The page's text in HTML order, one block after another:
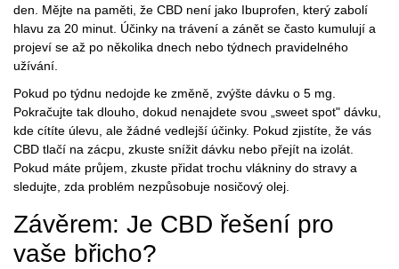
den. Mějte na paměti, že CBD není jako Ibuprofen, který zabolí
hlavu za 20 minut. Účinky na trávení a zánět se často kumulují a
projeví se až po několika dnech nebo týdnech pravidelného
užívání.
Pokud po týdnu nedojde ke změně, zvýšte dávku o 5 mg.
Pokračujte tak dlouho, dokud nenajdete svou „sweet spot" dávku,
kde cítíte úlevu, ale žádné vedlejší účinky. Pokud zjistíte, že vás
CBD tlačí na zácpu, zkuste snížit dávku nebo přejít na izolát.
Pokud máte průjem, zkuste přidat trochu vlákniny do stravy a
sledujte, zda problém nezpůsobuje nosičový olej.
Závěrem: Je CBD řešení pro
vaše břicho?